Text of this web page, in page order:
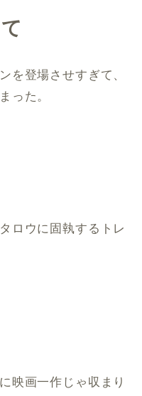
を登場させすぎて、
った。
ロウに固執するトレ
映画一作じゃ収まり